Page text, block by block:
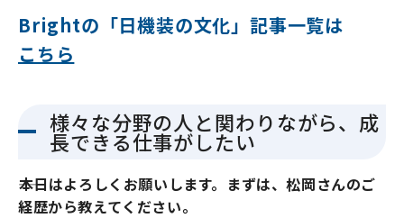
Brightの「日機装の文化」記事一覧は
こちら
様々な分野の人と関わりながら、成
長できる仕事がしたい
――本日はよろしくお願いします。まずは、松岡さんのご
経歴から教えてください。